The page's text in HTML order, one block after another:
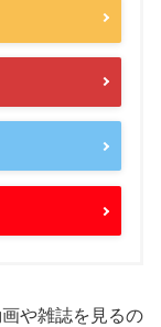
や雑誌を見るの